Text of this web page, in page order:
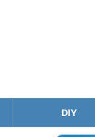
DIY